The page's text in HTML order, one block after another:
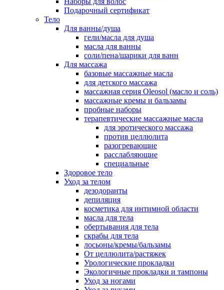
Подарочный сертификат
Тело
Для ванны/душа
гели/масла для душа
масла для ванны
соли/пена/шарики для ванн
Для массажа
базовые массажные масла
для детского массажа
массажная серия Oleosol (масло и соль)
массажные кремы и бальзамы
пробные наборы
терапевтические массажные масла
для эротического массажа
против целлюлита
разогревающие
расслабляющие
специальные
Здоровое тело
Уход за телом
дезодоранты
депиляция
косметика для интимной области
масла для тела
обертывания для тела
скрабы для тела
лосьоны/кремы/бальзамы
От целлюлита/растяжек
Урологические прокладки
Экологичные прокладки и тампоны
Уход за ногами